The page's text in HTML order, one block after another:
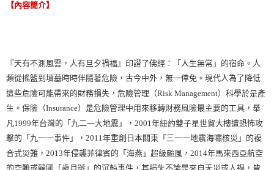
【內容簡介】
『天有不測風雲，人有旦夕禍福』印證了佛經：「人生無常」的宿命。人
類從搖籃到墳墓時時伴隨著危險，古今中外，無一倖免。現代人為了降低
這些危險可能帶來的財務損失，危險管理（Risk Management）科學於是產
生。保險（Insurance）是危險管理中用來移轉財務風險最主要的工具，舉
凡1999年台灣的「九二一大地震」，2001年紐約雙子星世貿大樓遭恐怖攻
擊的「九一一事件」，2011年重創日本關東「三一一地震海嘯核災」的複
合式災難，2013年侵襲菲律賓的「海燕」超級颱風，2014年馬來西亞航空
的空難或韓國「歲月號」的沉船事件，其損失不論是來自天災或人禍，皆